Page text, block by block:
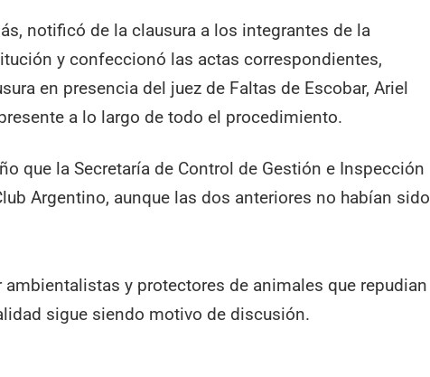
notificó de la clausura a los integrantes de la
y confeccionó las actas correspondientes,
en presencia del juez de Faltas de Escobar, Ariel
a lo largo de todo el procedimiento.
que la Secretaría de Control de Gestión e Inspección
Argentino, aunque las dos anteriores no habían sido
y protectores de animales que repudian
sigue siendo motivo de discusión.